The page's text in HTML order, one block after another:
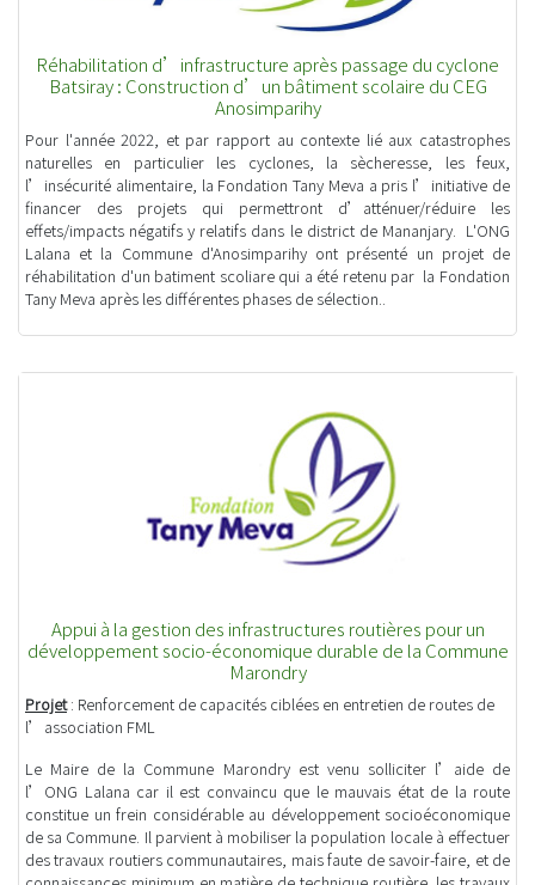
Réhabilitation d’infrastructure après passage du cyclone
Batsiray : Construction d’un bâtiment scolaire du CEG
Anosimparihy
Pour l'année 2022, et par rapport au contexte lié aux catastrophes
naturelles en particulier les cyclones, la sècheresse, les feux,
l’insécurité alimentaire, la Fondation Tany Meva a pris l’initiative de
financer des projets qui permettront d’atténuer/réduire les
effets/impacts négatifs y relatifs dans le district de Mananjary. L'ONG
Lalana et la Commune d'Anosimparihy ont présenté un projet de
réhabilitation d'un batiment scoliare qui a été retenu par la Fondation
Tany Meva après les différentes phases de sélection..
Appui à la gestion des infrastructures routières pour un
développement socio-économique durable de la Commune
Marondry
Projet: Renforcement de capacités ciblées en entretien de routes de
l’association FML
Le Maire de la Commune Marondry est venu solliciter l’aide de
l’ONG Lalana car il est convaincu que le mauvais état de la route
constitue un frein considérable au développement socioéconomique
de sa Commune. Il parvient à mobiliser la population locale à effectuer
des travaux routiers communautaires, mais faute de savoir-faire, et de